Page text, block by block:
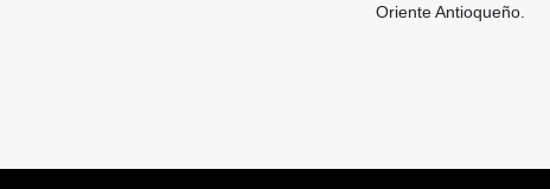
Oriente Antioqueño.